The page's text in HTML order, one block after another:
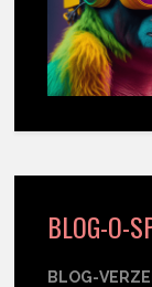
BLOG-O-
BLOG-